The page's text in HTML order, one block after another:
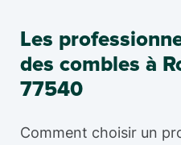
Les
des combles à
77540
Comment choisir un